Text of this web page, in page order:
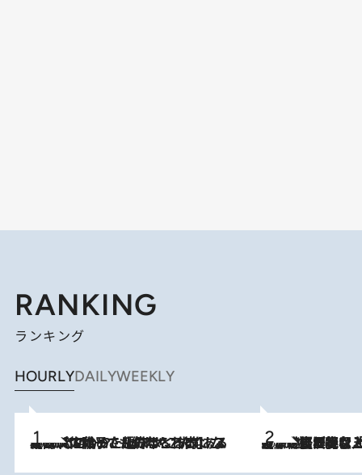
RANKING
ランキング
HOURLYDAILYWEEKLY
2026.8.5
【阿川佐和子さんの年とる力】なぜ70代で始めた趣味は“こんなに楽しい”のか？ ピアノ、俳句…スランプに陥っても続けられる“ある秘訣”とは 2026.8.5
【なぜ吉沢亮は「気配を消せる」のか？】興行収入208億の『国宝』を経て挑むミュージカル『ディア・エヴァン・ハンセン』。トップ俳優が舞台上でさらけ出した“孤独”とは